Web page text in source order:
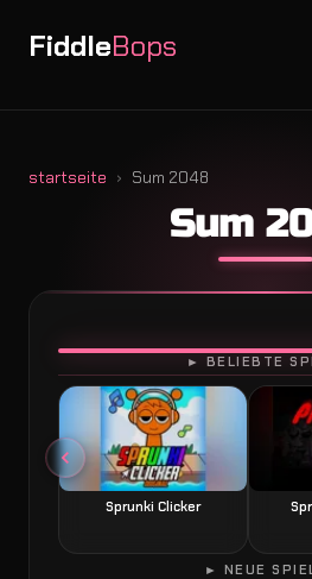
FiddleBops
Fiddlebops
Incredibox Mod
Sprunki Mod
startseite Sum 2048
Sum
► BELIEBTE
Sprunki Clicker
SPIELEN
► NEUE